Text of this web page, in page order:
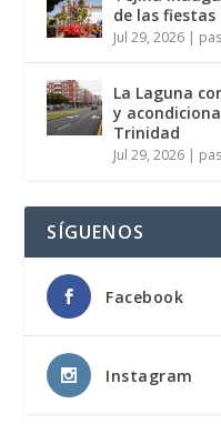
de las fiestas
Jul 29, 2026 |
La Laguna
y
Trinidad
Jul 29, 2026 |
SÍGUENOS
Facebook
Instagram